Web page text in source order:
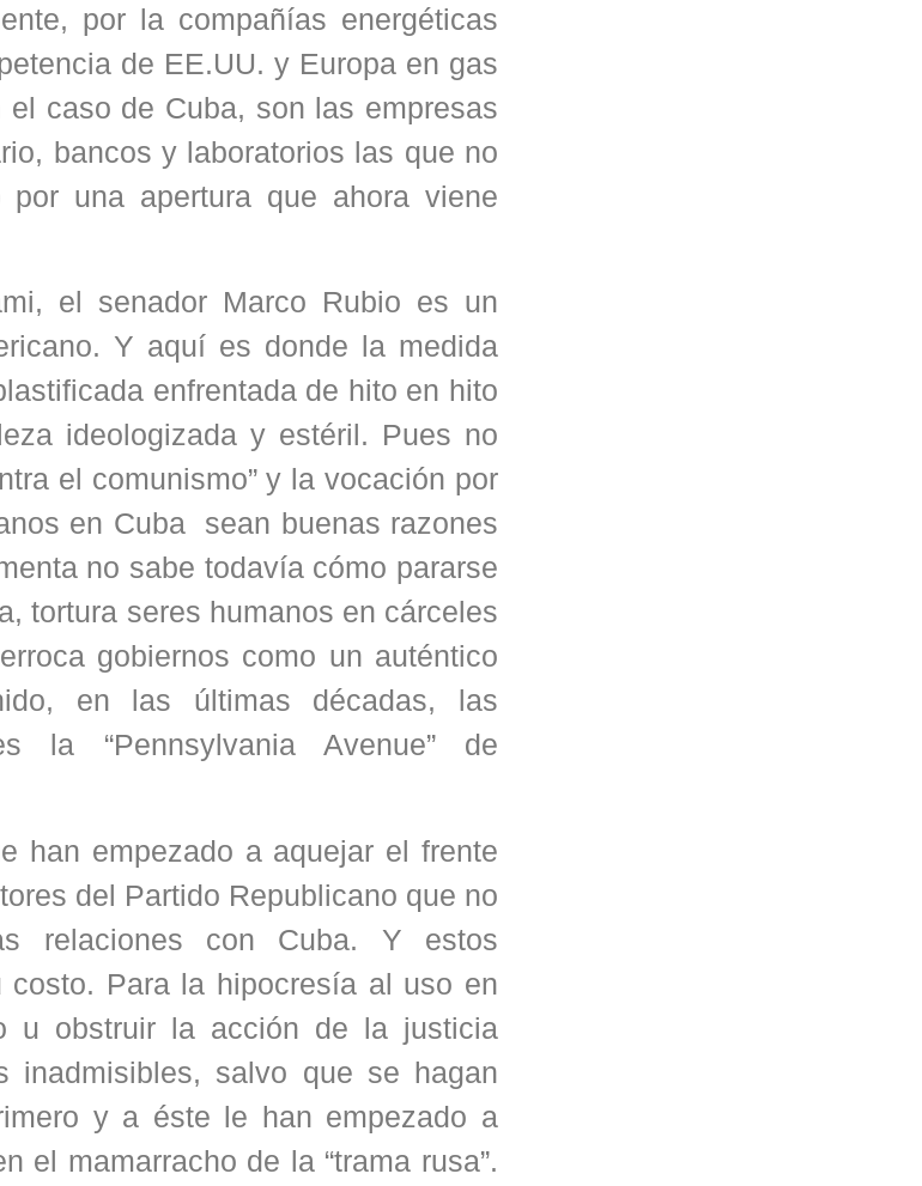
por la compañías energéticas
de EE.UU. y Europa en gas
caso de Cuba, son las empresas
bancos y laboratorios las que no
una apertura que ahora viene
el senador Marco Rubio es un
Y aquí es donde la medida
enfrentada de hito en hito
ideologizada y estéril. Pues no
el comunismo” y la vocación por
en Cuba sean buenas razones
no sabe todavía cómo pararse
tortura seres humanos en cárceles
gobiernos como un auténtico
en las últimas décadas, las
la “Pennsylvania Avenue” de
han empezado a aquejar el frente
del Partido Republicano que no
relaciones con Cuba. Y estos
costo. Para la hipocresía al uso en
u obstruir la acción de la justicia
inadmisibles, salvo que se hagan
y a éste le han empezado a
el mamarracho de la “trama rusa”.